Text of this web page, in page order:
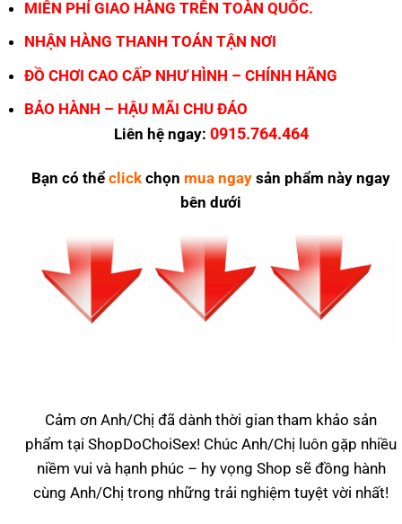
MIỄN PHÍ GIAO HÀNG TRÊN TOÀN QUỐC.
NHẬN HÀNG THANH TOÁN TẬN NƠI
ĐỒ CHƠI CAO CẤP NHƯ HÌNH – CHÍNH HÃNG
BẢO HÀNH – HẬU MÃI CHU ĐÁO
Liên hệ ngay: 0915.764.464
Bạn có thểclick chọn mua ngay sản phẩm này ngay
bên dưới
Cảm ơn Anh/Chị đã dành thời gian tham khảo sản
phẩm tại ShopDoChoiSex! Chúc Anh/Chị luôn gặp nhiều
niềm vui và hạnh phúc – hy vọng Shop sẽ đồng hành
cùng Anh/Chị trong những trải nghiệm tuyệt vời nhất!